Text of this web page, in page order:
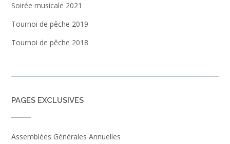
Soirée musicale 2021
Tournoi de pêche 2019
Tournoi de pêche 2018
PAGES EXCLUSIVES
Assemblées Générales Annuelles